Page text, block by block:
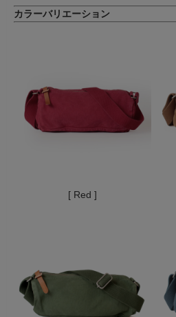
カラーバリエーション
[ Red ]